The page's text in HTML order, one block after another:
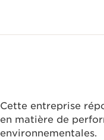
Cette entreprise
en matière de
environnementales.​